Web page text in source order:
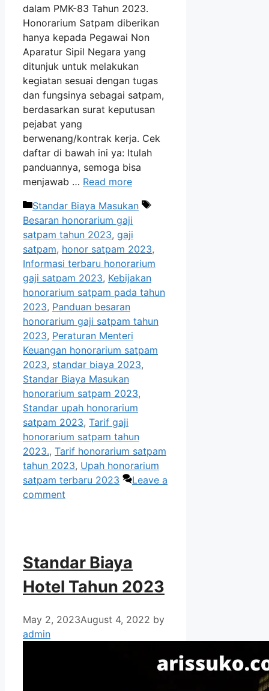
dalam PMK-83 Tahun 2023.
Honorarium Satpam diberikan
hanya kepada Pegawai Non
Aparatur Sipil Negara yang
ditunjuk untuk melakukan
kegiatan sesuai dengan tugas
dan fungsinya sebagai satpam,
berdasarkan surat keputusan
pejabat yang
berwenang/kontrak kerja. Cek
daftar di bawah ini ya: Itulah
panduannya, semoga bisa
menjawab … Read more
Categories
Standar Biaya Masukan
Tags
Besaran honorarium gaji
satpam tahun 2023, gaji
satpam, honor satpam 2023,
Informasi terbaru honorarium
gaji satpam 2023, Kebijakan
honorarium satpam pada tahun
2023, Panduan besaran
honorarium gaji satpam tahun
2023, Peraturan Menteri
Keuangan honorarium satpam
2023, standar biaya 2023,
Standar Biaya Masukan
honorarium satpam 2023,
Standar upah honorarium
satpam 2023, Tarif gaji
honorarium satpam tahun
2023., Tarif honorarium satpam
tahun 2023, Upah honorarium
satpam terbaru 2023
Leave a
comment
Standar Biaya
Hotel Tahun 2023
May 2, 2023August 4, 2022 by
admin